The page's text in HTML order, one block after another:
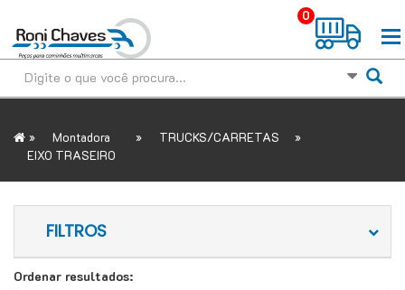
0
» Montadora » TRUCKS/CARRETAS »
EIXO TRASEIRO
FILTROS
Ordenar resultados: